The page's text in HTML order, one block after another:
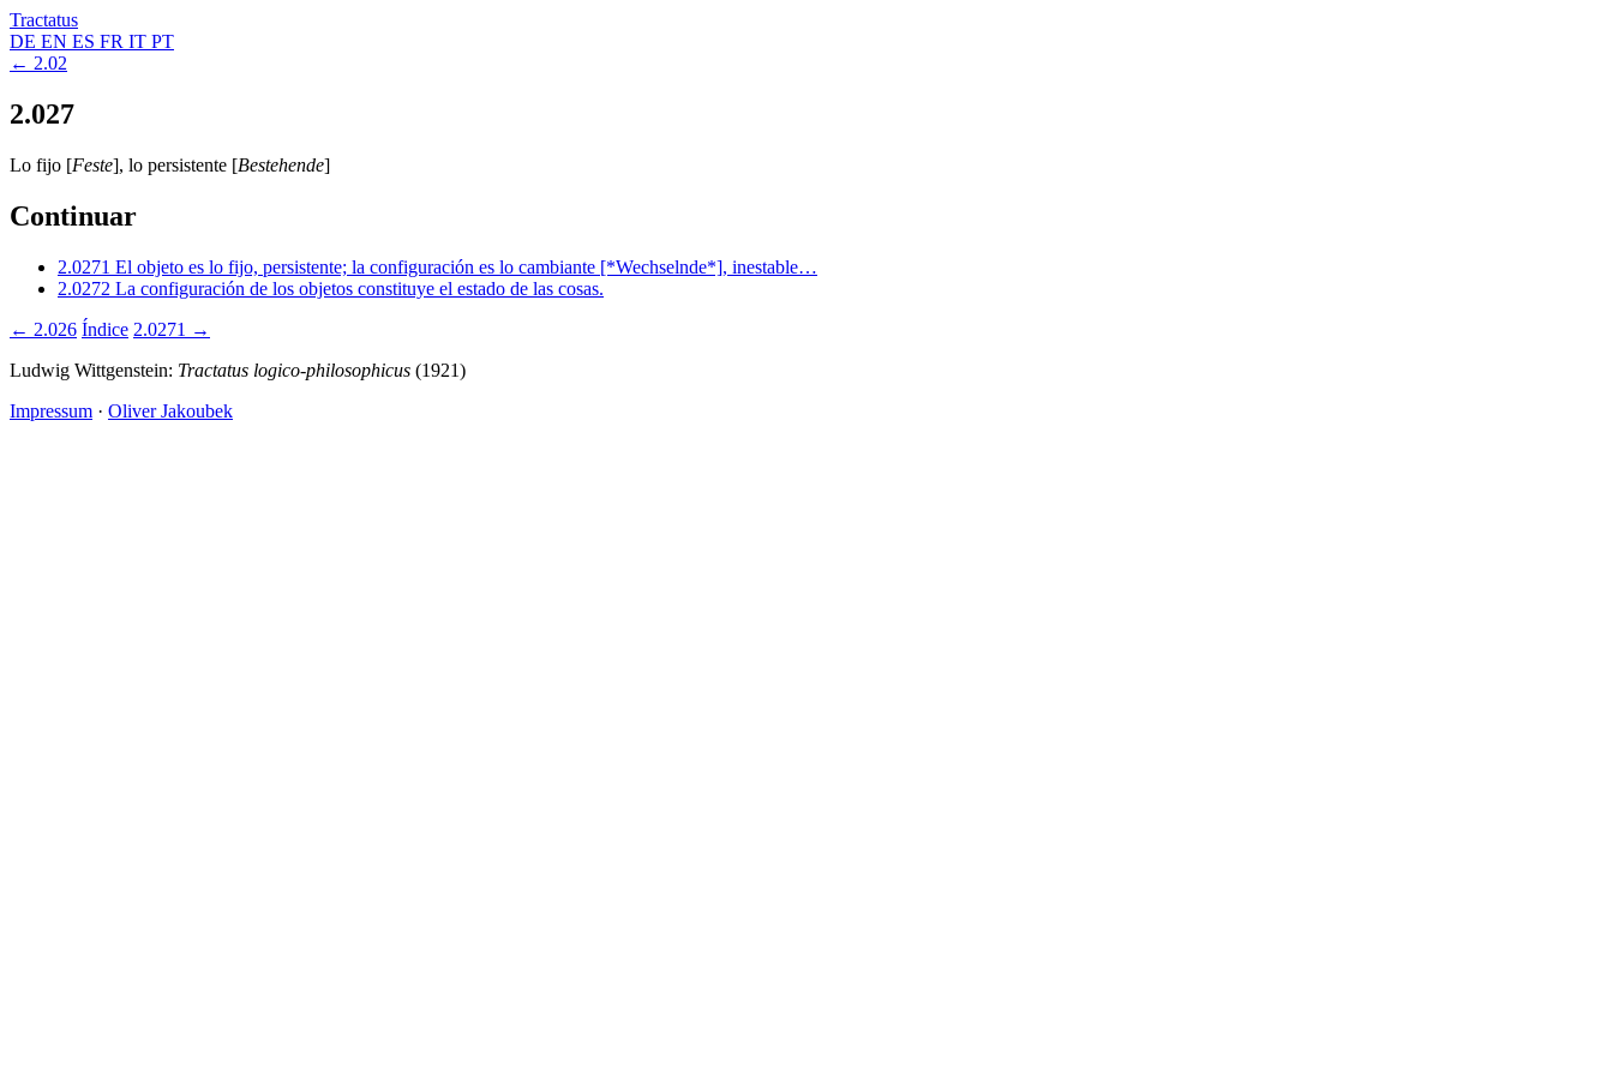
Tractatus
DE EN ES FR IT PT
← 2.02
2.027
Lo fijo [Feste], lo persistente [Bestehende]
Continuar
2.0271 El objeto es lo fijo, persistente; la configuración es lo cambiante [*Wechselnde*], inestable…
2.0272 La configuración de los objetos constituye el estado de las cosas.
← 2.026 Índice 2.0271 →
Ludwig Wittgenstein: Tractatus logico-philosophicus (1921)
Impressum · Oliver Jakoubek